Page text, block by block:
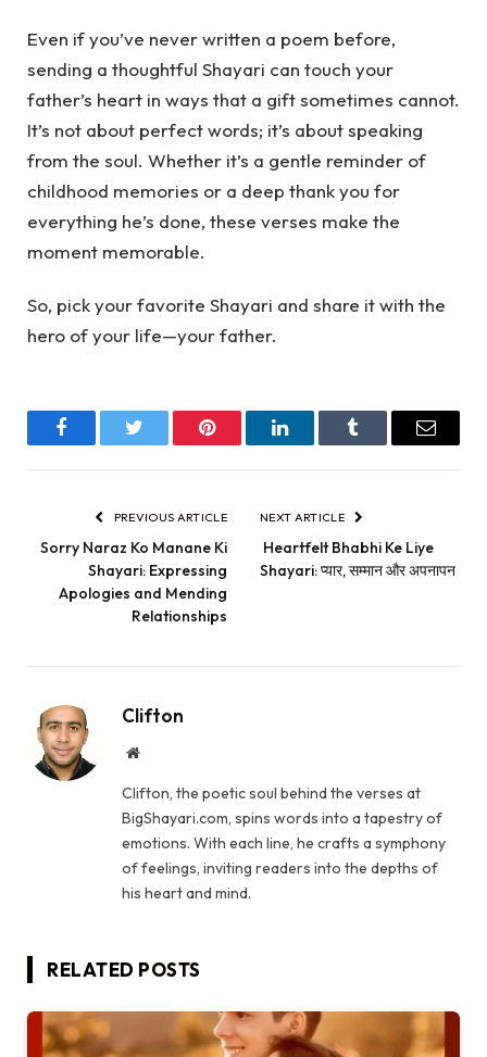
Even if you’ve never written a poem before,
sending a thoughtful Shayari can touch your
father’s heart in ways that a gift sometimes cannot.
It’s not about perfect words; it’s about speaking
from the soul. Whether it’s a gentle reminder of
childhood memories or a deep thank you for
everything he’s done, these verses make the
moment memorable.
So, pick your favorite Shayari and share it with the
hero of your life—your father.
FacebookTwitter Pinterest LinkedInTumblr Email
PREVIOUS ARTICLE
Sorry Naraz Ko Manane Ki
Shayari: Expressing
Apologies and Mending
Relationships
NEXT ARTICLE
Heartfelt Bhabhi Ke Liye
Shayari: प्यार, सम्मान और अपनापन
Clifton
Website
Clifton, the poetic soul behind the verses at
BigShayari.com, spins words into a tapestry of
emotions. With each line, he crafts a symphony
of feelings, inviting readers into the depths of
his heart and mind.
RELATED POSTS